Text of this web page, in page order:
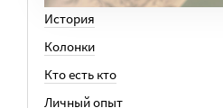
История
Колонки
Кто есть кто
Личный опыт